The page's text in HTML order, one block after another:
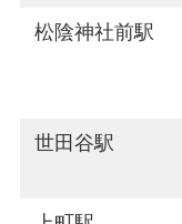
松陰神社前駅
世田谷駅